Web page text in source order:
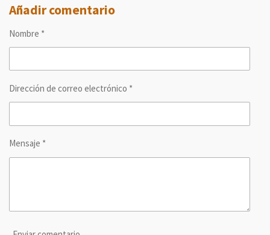
p
a
t
p
a
p
a
p
a
Añadir comentario
Nombre *
Dirección de correo electrónico *
Mensaje *